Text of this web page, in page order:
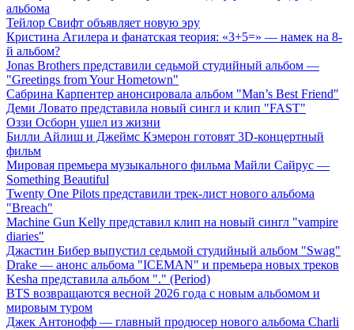
альбома
Тейлор Свифт объявляет новую эру
Кристина Агилера и фанатская теория: «3+5=» — намек на 8-
й альбом?
Jonas Brothers представили седьмой студийный альбом —
"Greetings from Your Hometown"
Сабрина Карпентер анонсировала альбом "Man’s Best Friend"
Деми Ловато представила новый сингл и клип "FAST"
Оззи Осборн ушел из жизни
Билли Айлиш и Джеймс Кэмерон готовят 3D-концертный
фильм
Мировая премьера музыкального фильма Майли Сайрус —
Something Beautiful
Twenty One Pilots представили трек-лист нового альбома
"Breach"
Machine Gun Kelly представил клип на новый сингл "vampire
diaries"
Джастин Бибер выпустил седьмой студийный альбом "Swag"
Drake — анонс альбома "ICEMAN" и премьера новых треков
Kesha представила альбом "." (Period)
BTS возвращаются весной 2026 года с новым альбомом и
мировым туром
Джек Антонофф — главный продюсер нового альбома Charli